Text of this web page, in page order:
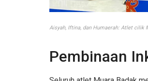
Aisyah, Iftina, dan Humaerah: Atlet cilik
Pembinaan